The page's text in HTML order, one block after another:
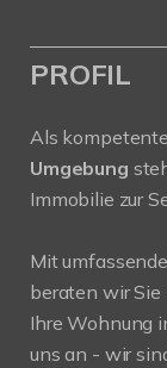
PROFIL
Als
Umgebung
Immobilie zur
Mit
beraten wir Sie
Ihre Wohnung
uns an - wir